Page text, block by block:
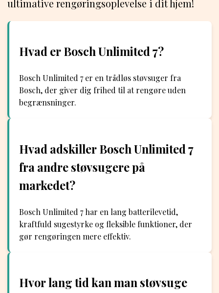
ultimative rengøringsoplevelse i dit hjem!
Hvad er Bosch Unlimited 7?
Bosch Unlimited 7 er en trådløs støvsuger fra
Bosch, der giver dig frihed til at rengøre uden
begrænsninger.
Hvad adskiller Bosch Unlimited 7
fra andre støvsugere på
markedet?
Bosch Unlimited 7 har en lang batterilevetid,
kraftfuld sugestyrke og fleksible funktioner, der
gør rengøringen mere effektiv.
Hvor lang tid kan man støvsuge